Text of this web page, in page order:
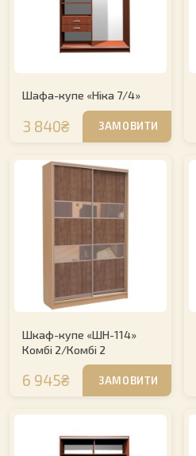
Шафа-купе «Ніка 7/4»
3 840₴ ЗАМОВИТИ
Шкаф-купе «ШН-114»
Комбі 2/Комбі 2
6 945₴ ЗАМОВИТИ